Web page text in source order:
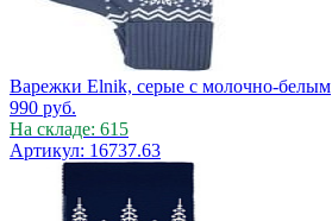
Варежки Elnik, серые с молочно-белым
990 руб.
На складе: 615
Артикул: 16737.63